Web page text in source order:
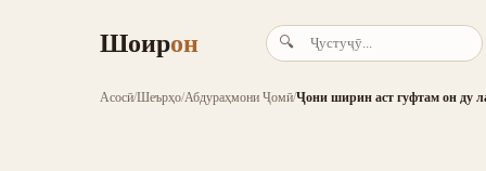
Шоирон 🔍
Асосӣ/Шеърҳо/Абдураҳмони Ҷомӣ/Ҷони ширин аст гуфтам он ду